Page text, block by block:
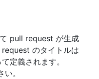
pull request が生成
のタイトルは
定義されます。
。